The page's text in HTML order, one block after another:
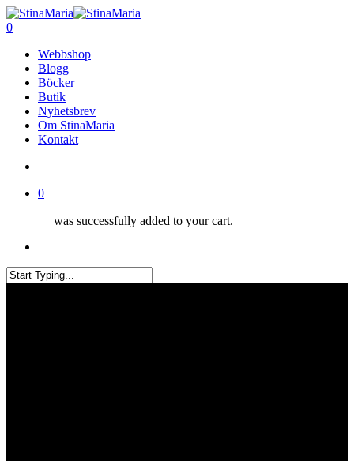
Skip
to
content
search
0
Webbshop
Blogg
Böcker
Butik
Nyhetsbrev
Om StinaMaria
Kontakt
0
was successfully added to your cart.